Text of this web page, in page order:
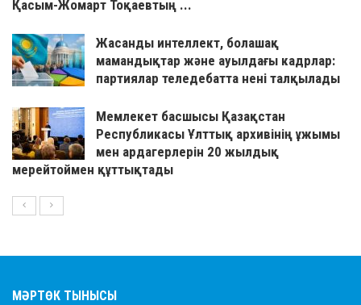
Қасым-Жомарт Тоқаевтың ...
Жасанды интеллект, болашақ
мамандықтар және ауылдағы кадрлар:
партиялар теледебатта нені талқылады
Мемлекет басшысы Қазақстан
Республикасы Ұлттық архивінің ұжымы
мен ардагерлерін 20 жылдық
мерейтоймен құттықтады
МӘРТӨК ТЫНЫСЫ